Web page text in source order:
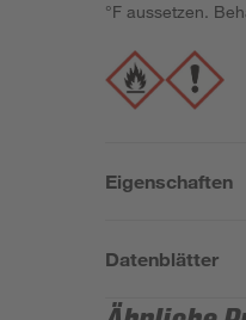
°F aussetzen.
Eigenschaften
Datenblätter